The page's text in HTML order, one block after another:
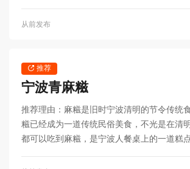
从前发布
推荐
宁波青麻糍
推荐理由：麻糍是旧时宁波清明的节令传统
糍已经成为一道传统民俗美食，不光是在清
都可以吃到麻糍，是宁波人餐桌上的一道糕